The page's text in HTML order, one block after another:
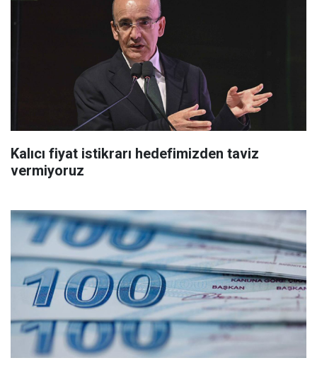
Kalıcı fiyat istikrarı hedefimizden taviz
vermiyoruz